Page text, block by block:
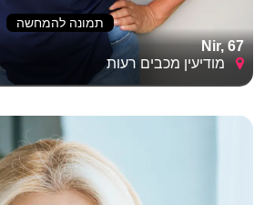
תמונה להמחשה
Nir, 67
מודיעין מכבים רעות